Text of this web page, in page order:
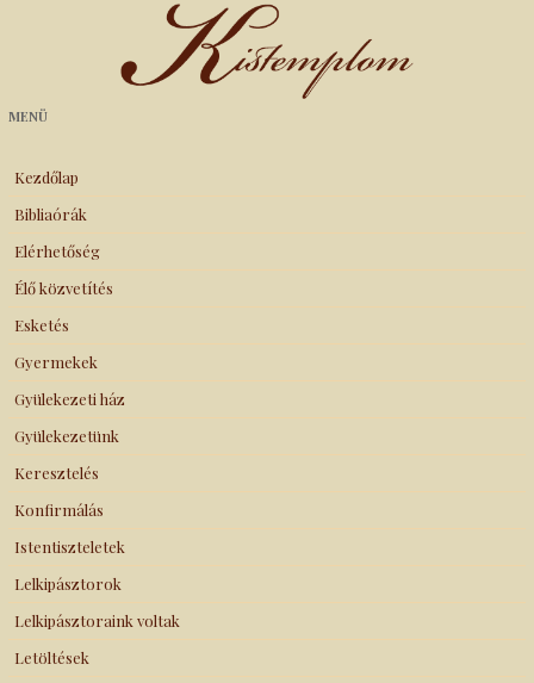
Kistemplom
MENÜ
Kezdőlap
Bibliaórák
Elérhetőség
Élő közvetítés
Esketés
Gyermekek
Gyülekezeti ház
Gyülekezetünk
Keresztelés
Konfirmálás
Istentiszteletek
Lelkipásztorok
Lelkipásztoraink voltak
Letöltések